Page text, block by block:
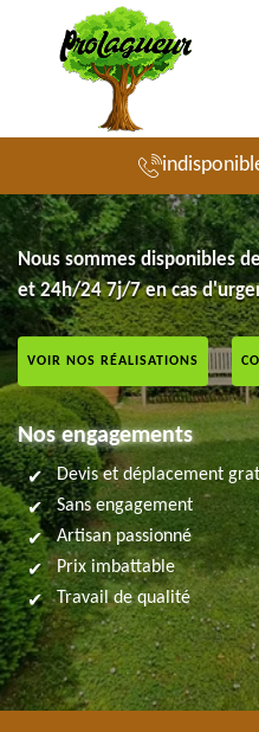
Nous sommes disponibles
et 24h/24 7j/7 en cas
VOIR NOS RÉALISATIONS
Nos engagements
Devis et déplacement
Sans engagement
Artisan passionné
Prix imbattable
Travail de qualité